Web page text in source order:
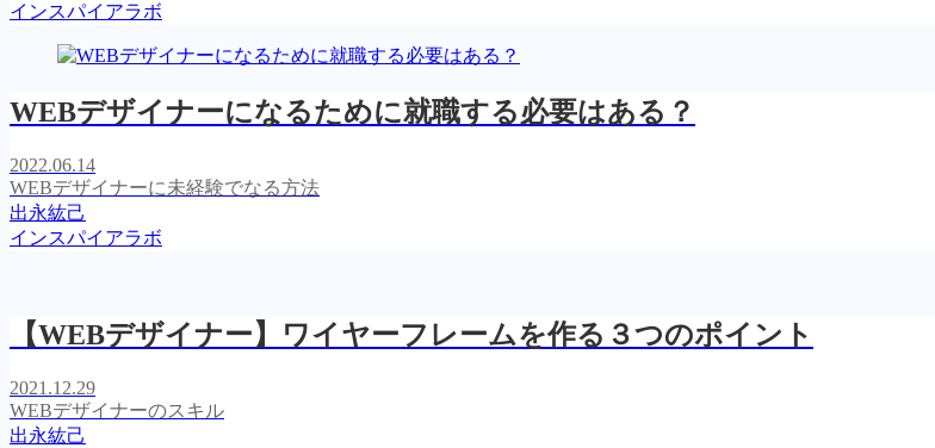
インスパイアラボ
WEBデザイナーになるために就職する必要はある？
2022.06.14
WEBデザイナーに未経験でなる方法
出永紘己
インスパイアラボ
【WEBデザイナー】ワイヤーフレームを作る３つのポイント
2021.12.29
WEBデザイナーのスキル
出永紘己